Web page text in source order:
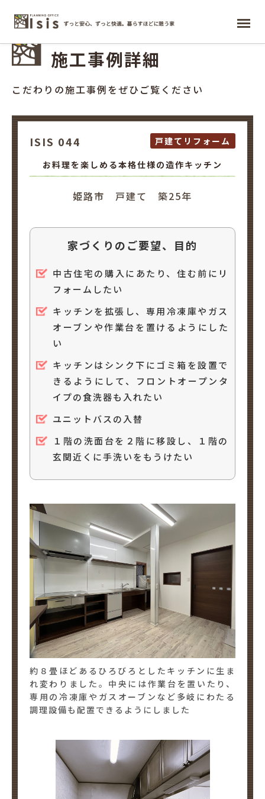
ホーム
犬と暮らす
お客様の声
施工事例詳細
こだわりの施工事例をぜひご覧ください
ISIS 044
戸建てリフォーム
お料理を楽しめる本格仕様の造作キッチン
姫路市 戸建て 築25年
家づくりのご要望、目的
中古住宅の購入にあたり、住む前にリ
フォームしたい
キッチンを拡張し、専用冷凍庫やガス
オーブンや作業台を置けるようにした
い
キッチンはシンク下にゴミ箱を設置で
きるようにして、フロントオープンタ
イプの食洗器も入れたい
ユニットバスの入替
１階の洗面台を２階に移設し、１階の
玄関近くに手洗いをもうけたい
約８畳ほどあるひろびろとしたキッチンに生ま
れ変わりました。中央には作業台を置いたり、
専用の冷凍庫やガスオーブンなど多岐にわたる
調理設備も配置できるようにしました